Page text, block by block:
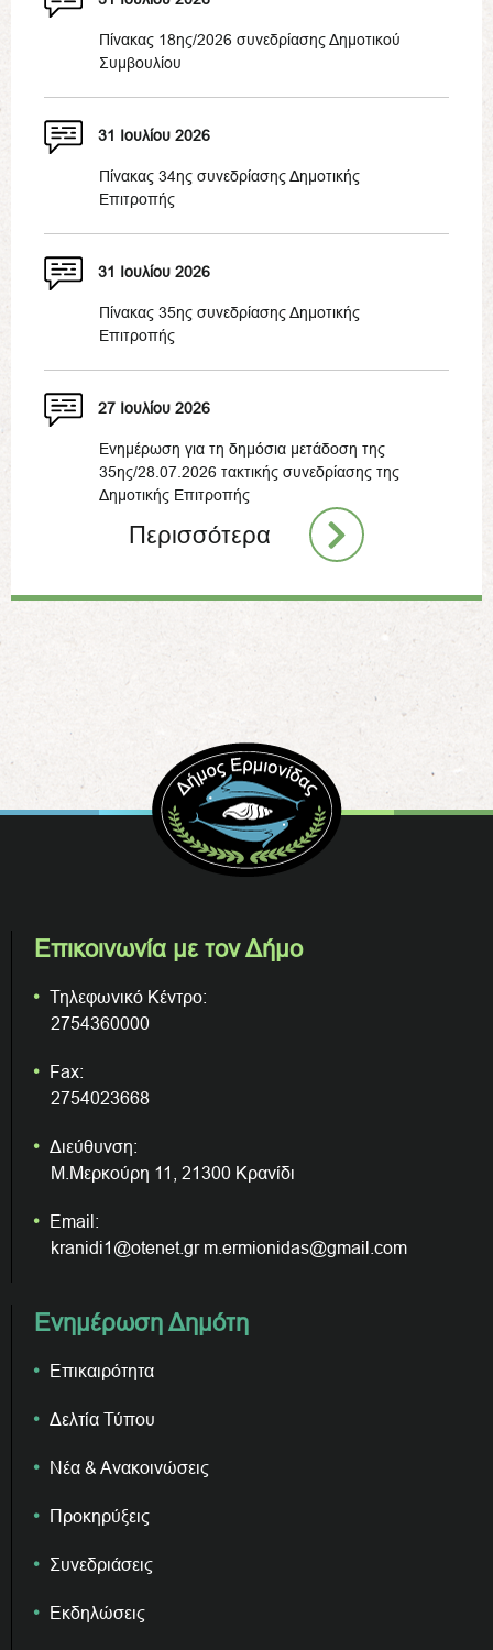
Πίνακας 18ης/2026 συνεδρίασης Δημοτικού
Συμβουλίου
31 Ιουλίου 2026
Πίνακας 34ης συνεδρίασης Δημοτικής
Επιτροπής
31 Ιουλίου 2026
Πίνακας 35ης συνεδρίασης Δημοτικής
Επιτροπής
27 Ιουλίου 2026
Ενημέρωση για τη δημόσια μετάδοση της
35ης/28.07.2026 τακτικής συνεδρίασης της
Δημοτικής Επιτροπής
Περισσότερα
Επικοινωνία με τον Δήμο
Τηλεφωνικό Κέντρο:
2754360000
Fax:
2754023668
Διεύθυνση:
Μ.Μερκούρη 11, 21300 Κρανίδι
Email:
kranidi1@otenet.gr m.ermionidas@gmail.com
Ενημέρωση Δημότη
Επικαιρότητα
Δελτία Τύπου
Νέα & Ανακοινώσεις
Προκηρύξεις
Συνεδριάσεις
Εκδηλώσεις